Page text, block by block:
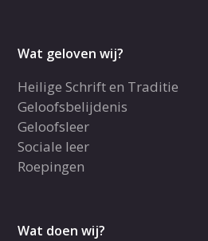
Wat geloven wij?
Heilige Schrift en Traditie
Geloofsbelijdenis
Geloofsleer
Sociale leer
Roepingen
Wat doen wij?